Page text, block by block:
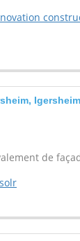
Igersheim
de